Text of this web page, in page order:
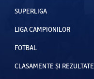
SUPERLIGA
LIGA CAMPIONILOR
FOTBAL
CLASAMENTE ȘI REZULTATE